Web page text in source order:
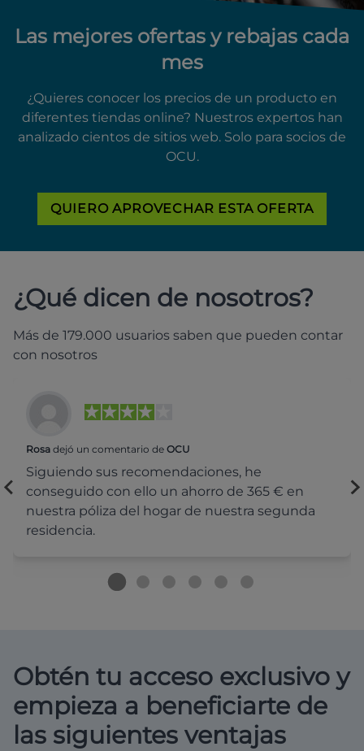
Las mejores ofertas y rebajas cada
mes
¿Quieres conocer los precios de un producto en
diferentes tiendas online? Nuestros expertos han
analizado cientos de sitios web. Solo para socios de
OCU.
QUIERO APROVECHAR ESTA OFERTA
¿Qué dicen de nosotros?
Más de 179.000 usuarios saben que pueden contar
con nosotros
Rosa dejó un comentario de OCU
Siguiendo sus recomendaciones, he
conseguido con ello un ahorro de 365 € en
nuestra póliza del hogar de nuestra segunda
residencia.
Obtén tu acceso exclusivo y
empieza a beneficiarte de
las siguientes ventajas